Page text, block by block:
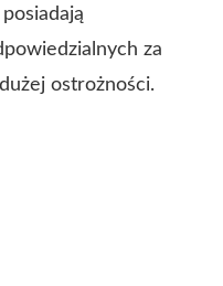
za
ostrożności.